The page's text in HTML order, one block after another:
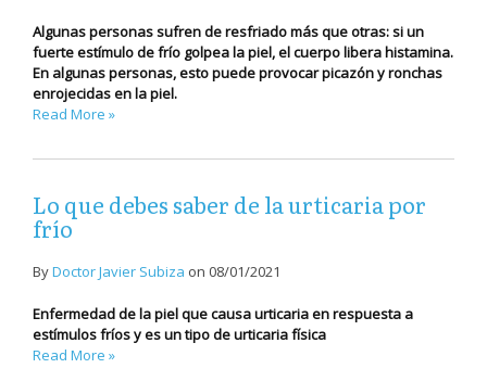
Algunas personas sufren de resfriado más que otras: si un
fuerte estímulo de frío golpea la piel, el cuerpo libera histamina.
En algunas personas, esto puede provocar picazón y ronchas
enrojecidas en la piel.
Read More »
Lo que debes saber de la urticaria por
frío
ByDoctor Javier Subiza on 08/01/2021
Enfermedad de la piel que causa urticaria en respuesta a
estímulos fríos y es un tipo de urticaria física
Read More »